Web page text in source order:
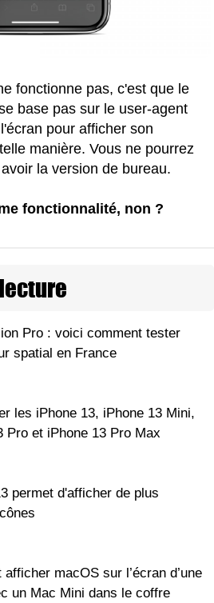
fonctionne pas, c'est que le
base pas sur le user-agent
pour afficher son
manière. Vous ne pourrez
la version de bureau.
fonctionnalité, non ?
Pro : voici comment tester
spatial en France
les iPhone 13, iPhone 13 Mini,
Pro et iPhone 13 Pro Max
permet d'afficher de plus
afficher macOS sur l’écran d’une
un Mac Mini dans le coffre